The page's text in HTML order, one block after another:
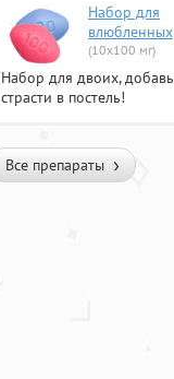
Набор для
влюбленных
(10х100 мг)
Набор для двоих, добавь
страсти в постель!
Все препараты